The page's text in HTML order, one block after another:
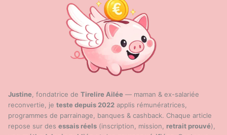
Justine, fondatrice de Tirelire Ailée — maman & ex-salariée
reconvertie, je teste depuis 2022 applis rémunératrices,
programmes de parrainage, banques & cashback. Chaque article
repose sur des essais réels (inscription, mission, retrait prouvé),